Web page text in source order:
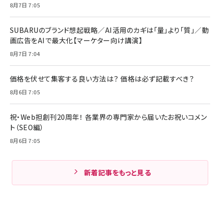
8月7日 7:05
SUBARUのブランド想起戦略／AI活用のカギは「量」より「質」／動
画広告をAIで最大化【マーケター向け講演】
8月7日 7:04
価格を伏せて集客する良い方法は？ 価格は必ず記載すべき？
8月6日 7:05
祝・Web担創刊20周年！ 各業界の専門家から届いたお祝いコメン
ト（SEO編）
8月6日 7:05
新着記事をもっと見る